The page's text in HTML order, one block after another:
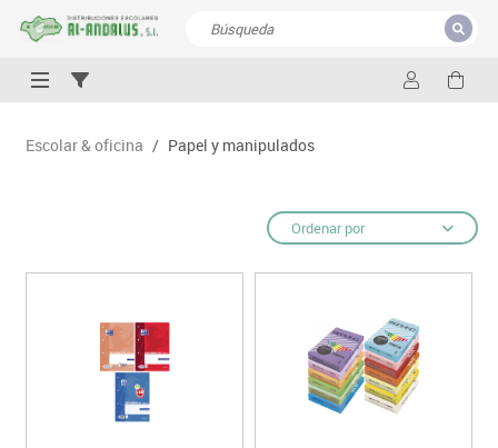
CERRAR
Escolar & oficina / Papel y manipulados
Ordenar por